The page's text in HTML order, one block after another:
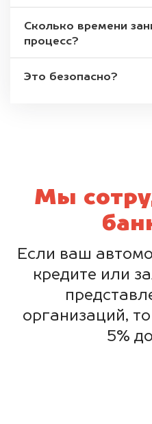
Сколько времени
процесс?
Это безопасно?
Мы
Если ваш
кредите или
организаций,
5%